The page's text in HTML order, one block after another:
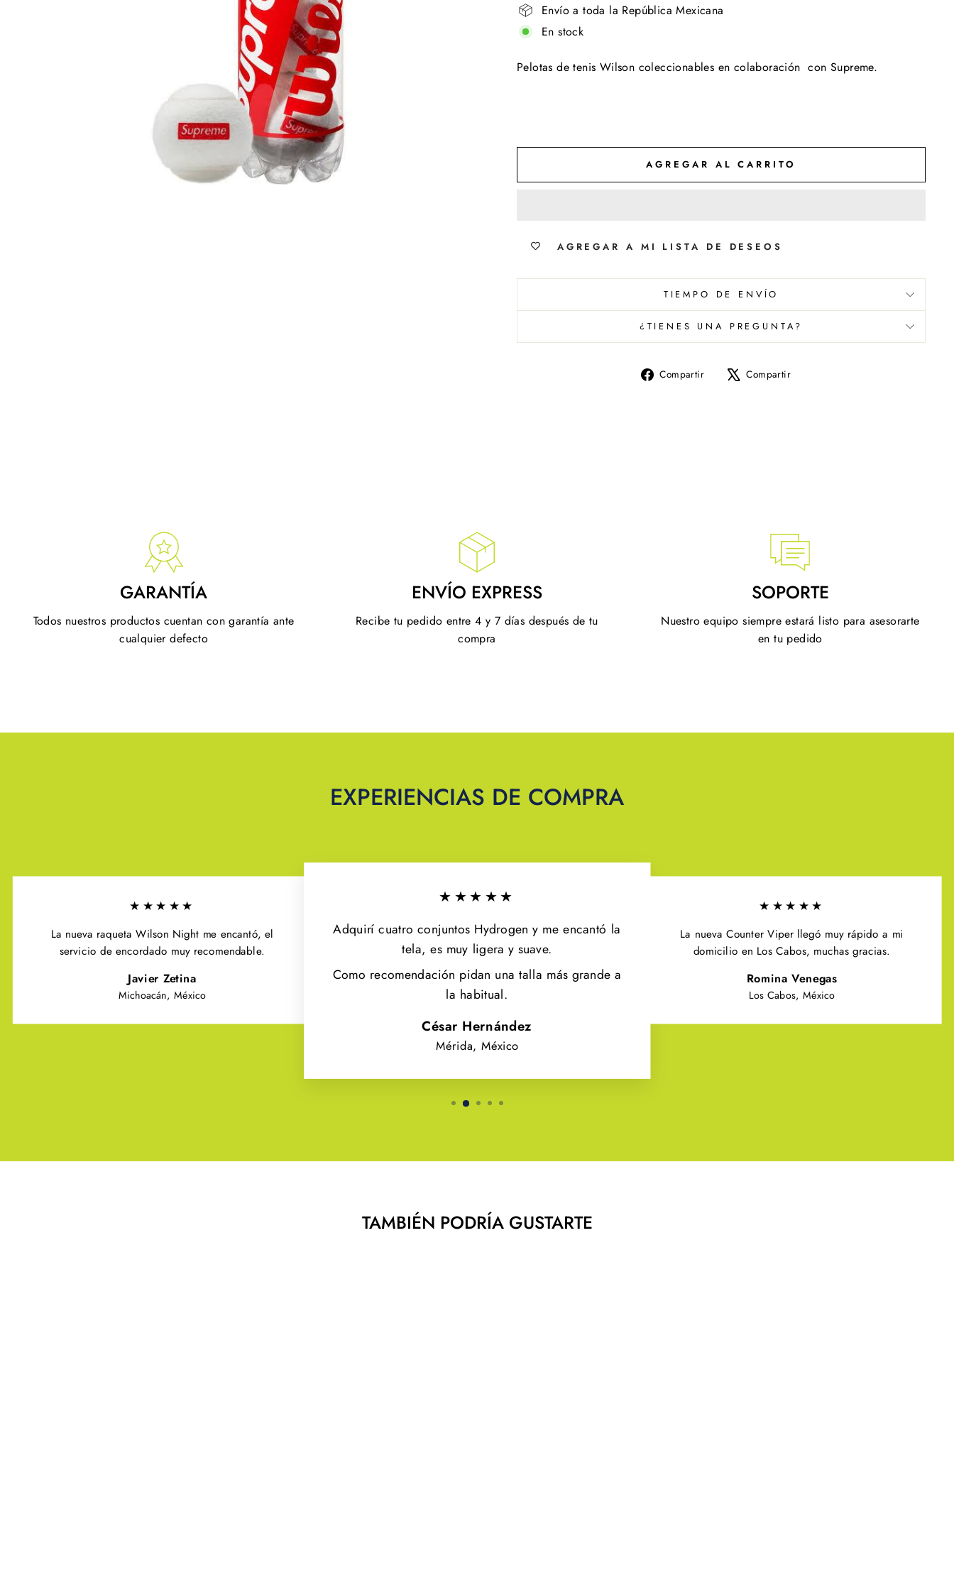
Envío a toda la República Mexicana
En stock
Pelotas de tenis Wilson coleccionables en colaboración con Supreme.
AGREGAR AL CARRITO
AGREGAR A MI LISTA DE DESEOS
TIEMPO DE ENVÍO
¿TIENES UNA PREGUNTA?
Compartir
CompartirCompartir
GARANTÍA
Todos nuestros productos cuentan con garantía ante
cualquier defecto
ENVÍO EXPRESS
Recibe tu pedido entre 4 y 7 días después de tu
compra
SOPORTE
Nuestro equipo siempre estará listo para asesorarte
en tu pedido
EXPERIENCIAS DE COMPRA
★★★★★
La nueva raqueta Wilson Night me encantó, el
servicio de encordado muy recomendable.
Javier Zetina
Michoacán, México
★★★★★
Adquirí cuatro conjuntos Hydrogen y me encantó la
tela, es muy ligera y suave.
Como recomendación pidan una talla más grande a
la habitual.
César Hernández
Mérida, México
★★★★★
La nueva Counter Viper llegó muy rápido a mi
domicilio en Los Cabos, muchas gracias.
Romina Venegas
Los Cabos, México
TAMBIÉN PODRÍA GUSTARTE